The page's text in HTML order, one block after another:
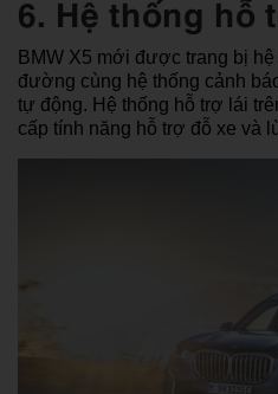
6. Hệ thống hỗ
BMW X5 mới được trang bị
đường cùng hệ thống cảnh
tự động. Hệ thống hỗ trợ lái
cấp tính năng hỗ trợ đỗ xe và